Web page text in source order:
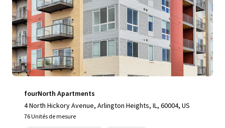
fourNorth Apartments
4 North Hickory Avenue, Arlington Heights, IL, 60004, US
76 Unités de mesure